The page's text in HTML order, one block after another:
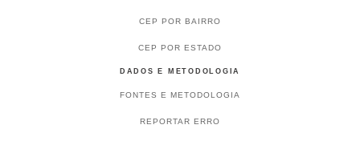
CEP POR BAIRRO
CEP POR ESTADO
DADOS E METODOLOGIA
FONTES E METODOLOGIA
REPORTAR ERRO